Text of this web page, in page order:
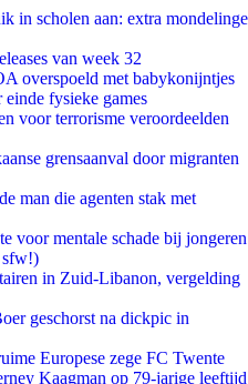
in scholen aan: extra mondelinge
van week 32
overspoeld met babykonijntjes
fysieke games
voor terrorisme veroordeelden
grensaanval door migranten
man die agenten stak met
voor mentale schade bij jongeren
sfw!)
in Zuid-Libanon, vergelding
geschorst na dickpic in
Europese zege FC Twente
Kaagman op 79-jarige leeftijd